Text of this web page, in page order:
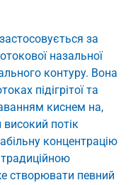
за
назальної
контуру. Вона
підігрітої та
киснем на,
потік
концентрацію
створювати певний